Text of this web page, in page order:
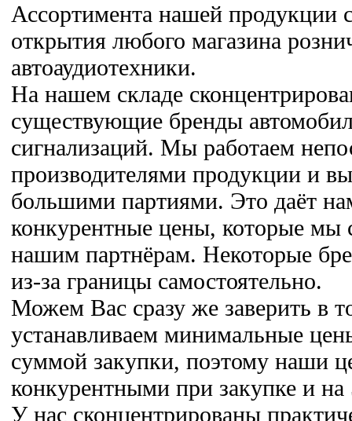
Ассортимента нашей продукции
открытия любого магазина
автоаудиотехники.
На нашем складе
существующие бренды
сигнализаций. Мы работаем
производителями продукции и
большими партиями. Это даёт
конкурентные цены, которые мы
нашим партнёрам. Некоторые
из-за границы самостоятельно.
Можем Вас сразу же заверить в
устанавливаем минимальные
суммой закупки, поэтому наши
конкурентными при закупке и
У нас сконцентрированы